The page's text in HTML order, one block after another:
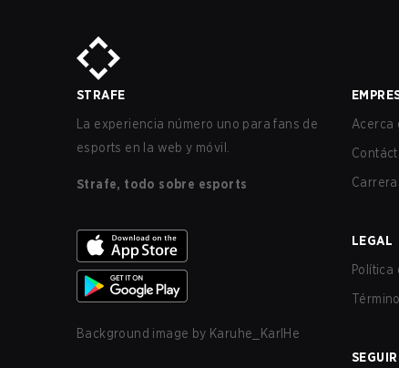
STRAFE
La experiencia número uno para fans de
esports en la web y móvil.
Strafe, todo sobre esports
Background image by Karuhe_KarlHe
Acerca
LEGAL
Política
SEGUIR